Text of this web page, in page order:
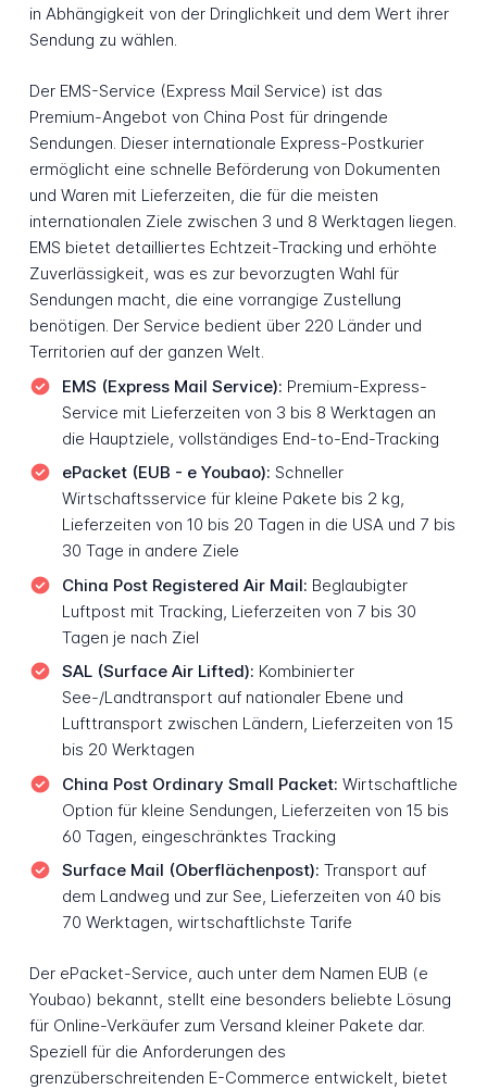
in Abhängigkeit von der Dringlichkeit und dem Wert ihrer
Sendung zu wählen.
Der EMS-Service (Express Mail Service) ist das
Premium-Angebot von China Post für dringende
Sendungen. Dieser internationale Express-Postkurier
ermöglicht eine schnelle Beförderung von Dokumenten
und Waren mit Lieferzeiten, die für die meisten
internationalen Ziele zwischen 3 und 8 Werktagen liegen.
EMS bietet detailliertes Echtzeit-Tracking und erhöhte
Zuverlässigkeit, was es zur bevorzugten Wahl für
Sendungen macht, die eine vorrangige Zustellung
benötigen. Der Service bedient über 220 Länder und
Territorien auf der ganzen Welt.
EMS (Express Mail Service): Premium-Express-
Service mit Lieferzeiten von 3 bis 8 Werktagen an
die Hauptziele, vollständiges End-to-End-Tracking
ePacket (EUB - e Youbao): Schneller
Wirtschaftsservice für kleine Pakete bis 2 kg,
Lieferzeiten von 10 bis 20 Tagen in die USA und 7 bis
30 Tage in andere Ziele
China Post Registered Air Mail: Beglaubigter
Luftpost mit Tracking, Lieferzeiten von 7 bis 30
Tagen je nach Ziel
SAL (Surface Air Lifted): Kombinierter
See-/Landtransport auf nationaler Ebene und
Lufttransport zwischen Ländern, Lieferzeiten von 15
bis 20 Werktagen
China Post Ordinary Small Packet: Wirtschaftliche
Option für kleine Sendungen, Lieferzeiten von 15 bis
60 Tagen, eingeschränktes Tracking
Surface Mail (Oberflächenpost): Transport auf
dem Landweg und zur See, Lieferzeiten von 40 bis
70 Werktagen, wirtschaftlichste Tarife
Der ePacket-Service, auch unter dem Namen EUB (e
Youbao) bekannt, stellt eine besonders beliebte Lösung
für Online-Verkäufer zum Versand kleiner Pakete dar.
Speziell für die Anforderungen des
grenzüberschreitenden E-Commerce entwickelt, bietet